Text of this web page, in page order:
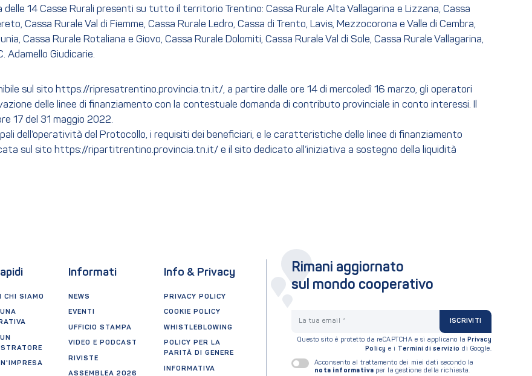
delle 14 Casse Rurali presenti su tutto il territorio Trentino: Cassa Rurale Alta Vallagarina e Lizzana, Cassa
Cassa Rurale Val di Fiemme, Cassa Rurale Ledro, Cassa di Trento, Lavis, Mezzocorona e Valle di Cembra,
Cassa Rurale Rotaliana e Giovo, Cassa Rurale Dolomiti, Cassa Rurale Val di Sole, Cassa Rurale Vallagarina,
Adamello Giudicarie.
sul sito https://ripresatrentino.provincia.tn.it/, a partire dalle ore 14 di mercoledì 16 marzo, gli operatori
delle linee di finanziamento con la contestuale domanda di contributo provinciale in conto interessi. Il
17 del 31 maggio 2022.
dell’operatività del Protocollo, i requisiti dei beneficiari, e le caratteristiche delle linee di finanziamento
sul sito https://ripartitrentino.provincia.tn.it/ e il sito dedicato all’iniziativa a sostegno della liquidità
CHI SIAMO
Informati
NEWS
EVENTI
UFFICIO STAMPA
VIDEO E PODCAST
RIVISTE
ASSEMBLEA 2026
Info & Privacy
PRIVACY POLICY
COOKIE POLICY
WHISTLEBLOWING
POLICY PER LA
PARITÀ DI GENERE
INFORMATIVA
Rimani aggiornato
sul mondo cooperativo
ISCRIVITI
Questo sito è protetto da reCAPTCHA e si applicano la Privacy
Policy e i Termini di servizio di Google.
Acconsento al trattamento dei miei dati secondo la
nota informativa per la gestione della richiesta.